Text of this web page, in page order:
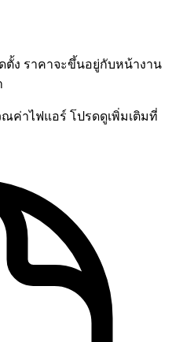
ตั้ง ราคาจะขึ้นอยู่กับหน้างาน
ค่าไฟแอร์ โปรดดูเพิ่มเติมที่